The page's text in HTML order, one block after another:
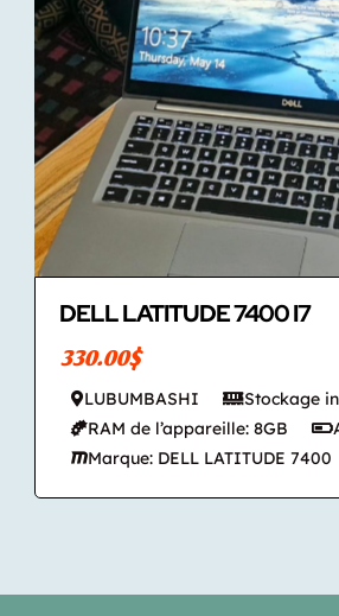
DELL LATITUDE 7400 I7
330.00$
LUBUMBASHI
Stockage
RAM de l’appareille: 8GB
Marque: DELL LATITUDE 7400